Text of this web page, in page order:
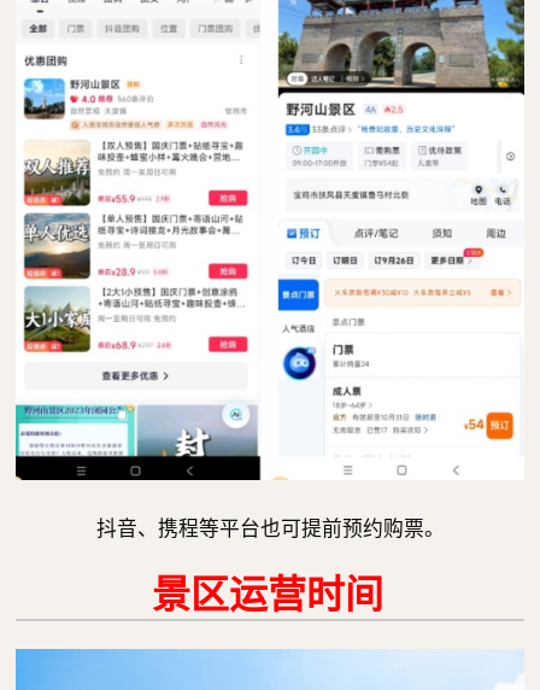
抖音、携程等平台也可提前预约购票。
景区运营时间